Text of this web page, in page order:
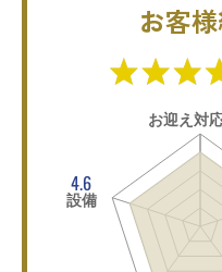
お客
お迎え対
4.6
設備